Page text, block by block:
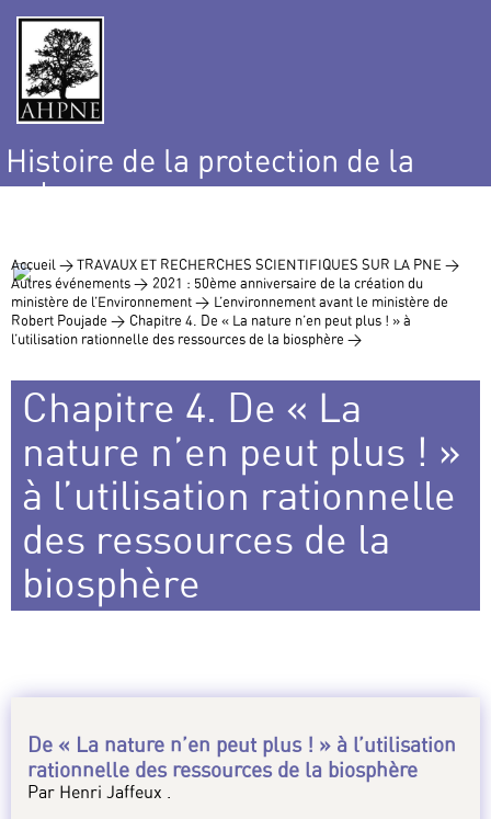
Histoire de la protection de la
nature
Accueil >TRAVAUX ET RECHERCHES SCIENTIFIQUES SUR LA PNE >
Autres événements > 2021 : 50ème anniversaire de la création du
ministère de l’Environnement > L’environnement avant le ministère de
Robert Poujade > Chapitre 4. De « La nature n’en peut plus ! » à
l’utilisation rationnelle des ressources de la biosphère >
Chapitre 4. De « La
nature n’en peut plus ! »
à l’utilisation rationnelle
des ressources de la
biosphère
De « La nature n’en peut plus ! » à l’utilisation
rationnelle des ressources de la biosphère
Par Henri Jaffeux .